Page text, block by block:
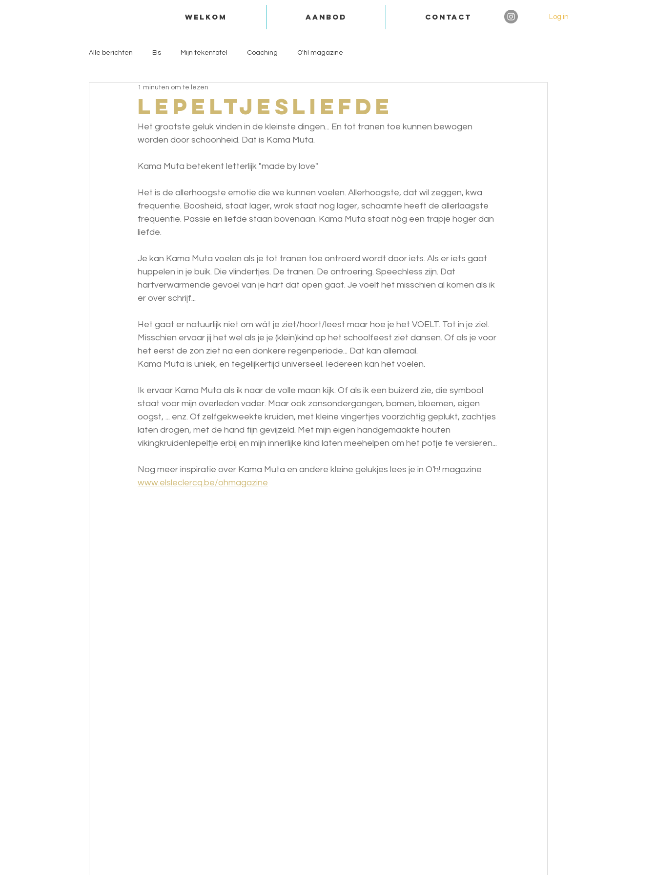
welkom aanbod contact Log in
Alle berichten Els Mijn tekentafel Coaching O'h! magazine
Lepeltjesliefde
1 minuten om te lezen
Het grootste geluk vinden in de kleinste dingen... En tot tranen toe kunnen bewogen
worden door schoonheid. Dat is Kama Muta.
Kama Muta betekent letterlijk "made by love"
Het is de allerhoogste emotie die we kunnen voelen. Allerhoogste, dat wil zeggen, kwa
frequentie. Boosheid, staat lager, wrok staat nog lager, schaamte heeft de allerlaagste
frequentie. Passie en liefde staan bovenaan. Kama Muta staat nóg een trapje hoger dan
liefde.
Je kan Kama Muta voelen als je tot tranen toe ontroerd wordt door iets. Als er iets gaat
huppelen in je buik. Die vlindertjes. De tranen. De ontroering. Speechless zijn. Dat
hartverwarmende gevoel van je hart dat open gaat. Je voelt het misschien al komen als ik
er over schrijf...
Het gaat er natuurlijk niet om wát je ziet/hoort/leest maar hoe je het VOELT. Tot in je ziel.
Misschien ervaar jij het wel als je je (klein)kind op het schoolfeest ziet dansen. Of als je voor
het eerst de zon ziet na een donkere regenperiode... Dat kan allemaal.
Kama Muta is uniek, en tegelijkertijd universeel. Iedereen kan het voelen.
Ik ervaar Kama Muta als ik naar de volle maan kijk. Of als ik een buizerd zie, die symbool
staat voor mijn overleden vader. Maar ook zonsondergangen, bomen, bloemen, eigen
oogst, ... enz. Of zelfgekweekte kruiden, met kleine vingertjes voorzichtig geplukt, zachtjes
laten drogen, met de hand fijn gevijzeld. Met mijn eigen handgemaakte houten
vikingkruidenlepeltje erbij en mijn innerlijke kind laten meehelpen om het potje te versieren...
Nog meer inspiratie over Kama Muta en andere kleine gelukjes lees je in O'h! magazine
www.elsleclercq.be/ohmagazine